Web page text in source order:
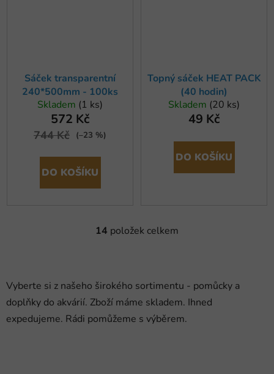
Sáček transparentní
240*500mm - 100ks
Skladem (1 ks)
572 Kč
744 Kč (–23 %)
DO KOŠÍKU
Topný sáček HEAT PACK
(40 hodin)
Skladem (20 ks)
49 Kč
DO KOŠÍKU
O
d
a
c
14 položek celkem
Vyberte si z našeho širokého sortimentu - pomůcky a
doplňky do akvárií. Zboží máme skladem. Ihned
expedujeme. Rádi pomůžeme s výběrem.